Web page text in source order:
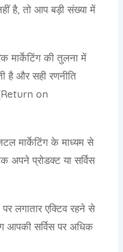
है, तो आप बड़ी संख्या में
मार्केटिंग की तुलना में
है और सही रणनीति
on
मार्केटिंग के माध्यम से
अपने प्रोडक्ट या सर्विस
पर लगातार एक्टिव रहने से
आपकी सर्विस पर अधिक